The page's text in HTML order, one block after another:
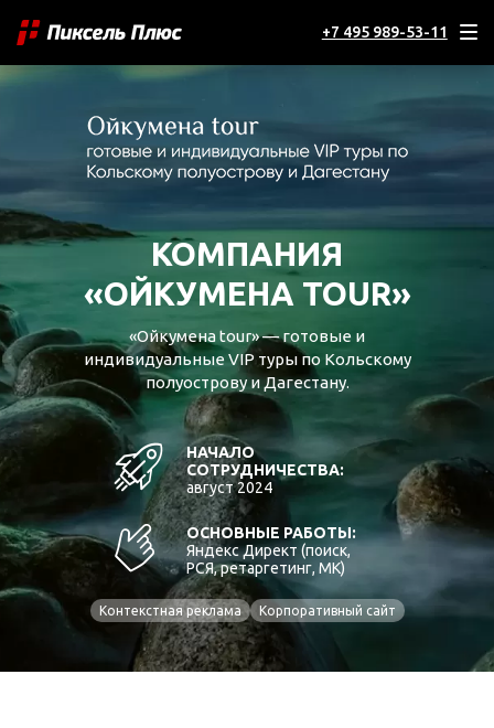
+7 495 989-53-11
КОМПАНИЯ
«ОЙКУМЕНА TOUR»
«Ойкумена tour» — готовые и
индивидуальные VIP туры по Кольскому
полуострову и Дагестану.
НАЧАЛО
СОТРУДНИЧЕСТВА:
август 2024
ОСНОВНЫЕ РАБОТЫ:
Яндекс Директ (поиск,
РСЯ, ретаргетинг, МК)
Контекстная реклама Корпоративный сайт